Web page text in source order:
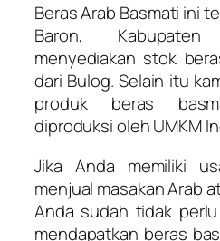
Beras Arab Basmati ini
Baron,
menyediakan stok
dari Bulog. Selain itu
produk beras
diproduksi oleh UMKM
Jika Anda memiliki
menjual masakan Arab
Anda sudah tidak
mendapatkan beras